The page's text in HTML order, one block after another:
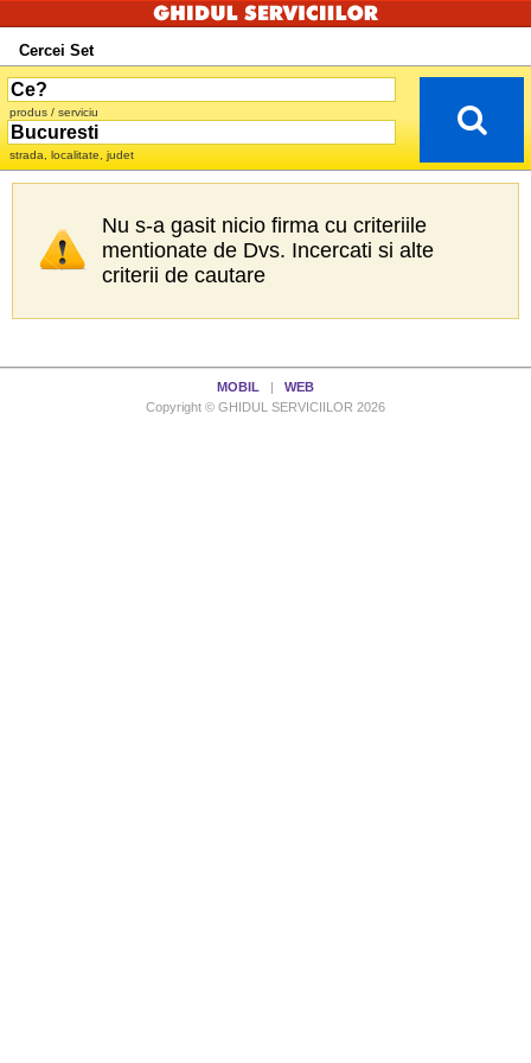
Cercei Set
produs / serviciu
strada, localitate, judet
Nu s-a gasit nicio firma cu criteriile
mentionate de Dvs. Incercati si alte
criterii de cautare
MOBIL
WEB
Copyright © GHIDUL SERVICIILOR 2026